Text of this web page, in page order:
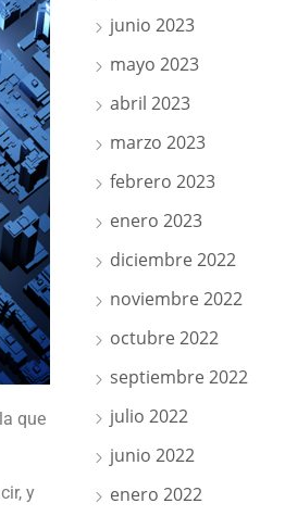
que
y
junio 2023
mayo 2023
abril 2023
marzo 2023
febrero 2023
enero 2023
diciembre 2022
noviembre 2022
octubre 2022
septiembre 2022
julio 2022
junio 2022
enero 2022